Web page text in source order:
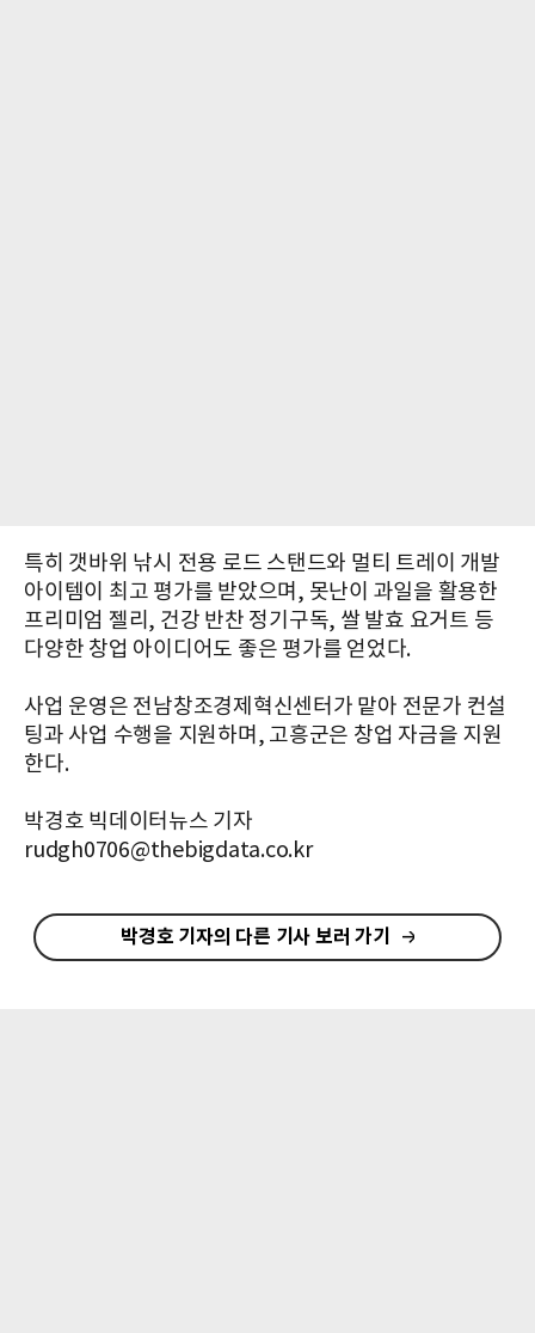
특히 갯바위 낚시 전용 로드 스탠드와 멀티 트레이 개발
아이템이 최고 평가를 받았으며, 못난이 과일을 활용한
프리미엄 젤리, 건강 반찬 정기구독, 쌀 발효 요거트 등
다양한 창업 아이디어도 좋은 평가를 얻었다.
사업 운영은 전남창조경제혁신센터가 맡아 전문가 컨설
팅과 사업 수행을 지원하며, 고흥군은 창업 자금을 지원
한다.
박경호 빅데이터뉴스 기자
rudgh0706@thebigdata.co.kr
박경호 기자의 다른 기사 보러 가기